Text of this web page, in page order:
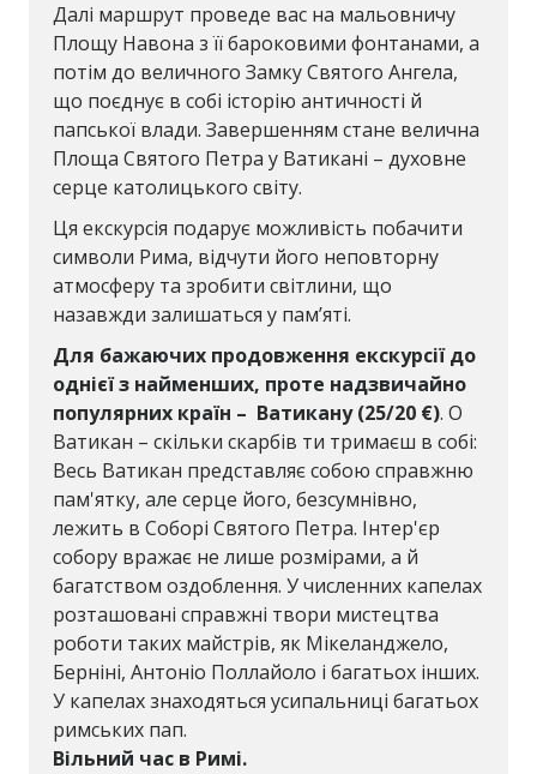
Далі маршрут проведе вас на мальовничу
Площу Навона з її бароковими фонтанами, а
потім до величного Замку Святого Ангела,
що поєднує в собі історію античності й
папської влади. Завершенням стане велична
Площа Святого Петра у Ватикані – духовне
серце католицького світу.
Ця екскурсія подарує можливість побачити
символи Рима, відчути його неповторну
атмосферу та зробити світлини, що
назавжди залишаться у пам’яті.
Для бажаючих продовження екскурсії до
однієї з найменших, проте надзвичайно
популярних країн – Ватикану (25/20 €). О
Ватикан – скільки скарбів ти тримаєш в собі:
Весь Ватикан представляє собою справжню
пам'ятку, але серце його, безсумнівно,
лежить в Соборі Святого Петра. Інтер'єр
собору вражає не лише розмірами, а й
багатством оздоблення. У численних капелах
розташовані справжні твори мистецтва
роботи таких майстрів, як Мікеланджело,
Берніні, Антоніо Поллайоло і багатьох інших.
У капелах знаходяться усипальниці багатьох
римських пап.
Вільний час в Римі.